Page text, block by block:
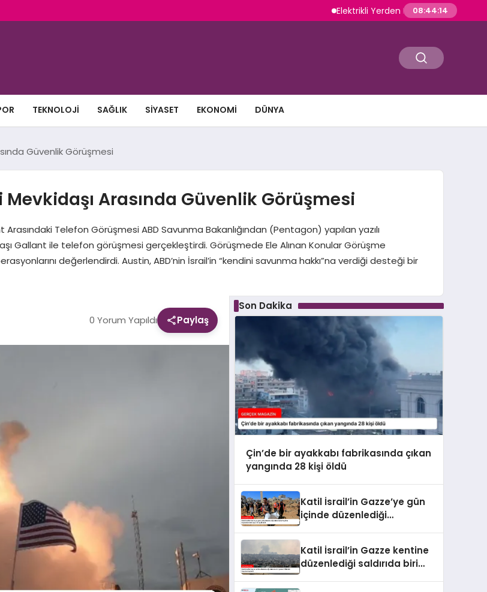
Elektrikli Yerden Isıtma Seramik ve
08:44:15
TEKNOLOJI SAĞLIK SIYASET EKONOMI DÜNYA
Güvenlik Görüşmesi
Arasında Güvenlik Görüşmesi
Telefon Görüşmesi ABD Savunma Bakanlığından (Pentagon) yapılan yazılı
Gallant ile telefon görüşmesi gerçekleştirdi. Görüşmede Ele Alınan Konular Görüşme
değerlendirdi. Austin, ABD’nin İsrail’in “kendini savunma hakkı”na verdiği desteği bir
0 Yorum Yapıldı Paylaş
Son Dakika
Çin’de bir ayakkabı fabrikasında çıkan
yangında 28 kişi öldü
Katil İsrail’in Gazze’ye gün
içinde düzenlediği
yükseldi
Katil İsrail’in Gazze kentine
düzenlediği saldırıda biri